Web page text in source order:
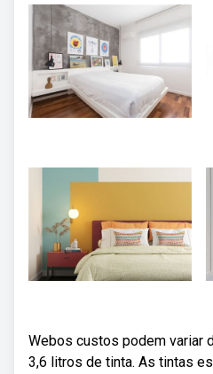
Webos custos podem variar
3,6 litros de tinta. As tintas